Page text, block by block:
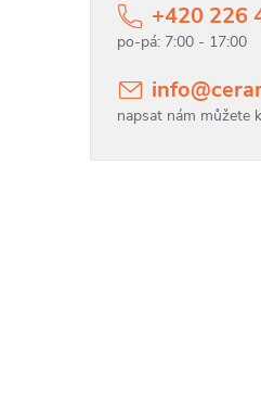
info@
+420 226